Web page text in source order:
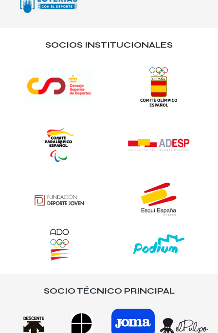
SOCIOS INSTITUCIONALES
SOCIO TÉCNICO PRINCIPAL